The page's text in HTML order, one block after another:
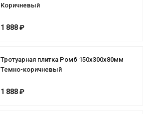
Коричневый
1 888 ₽
Тротуарная плитка Ромб 150х300х80мм
Темно-коричневый
1 888 ₽